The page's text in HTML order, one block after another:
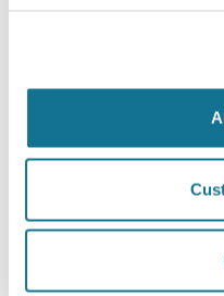
EN HUID MEDISPA
"yeni size" evden
ve arkadaşlarınızla
biriyle paylaşmanıza